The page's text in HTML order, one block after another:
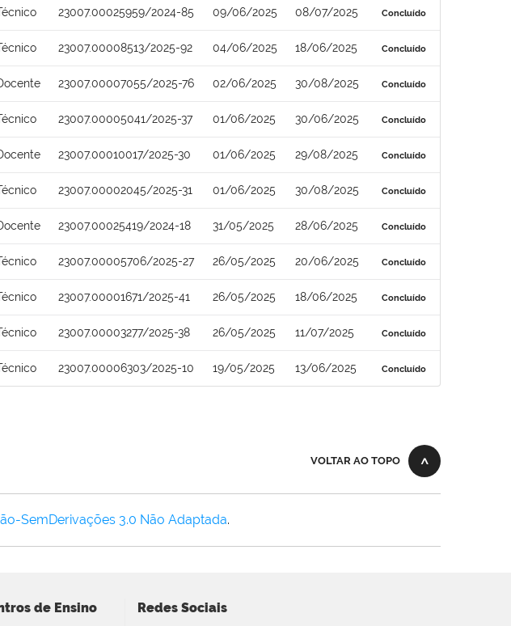
23007.00025959/2024-85 09/06/2025 08/07/2025 Concluído
23007.00008513/2025-92 04/06/2025 18/06/2025 Concluído
23007.00007055/2025-76 02/06/2025 30/08/2025 Concluído
23007.00005041/2025-37 01/06/2025 30/06/2025 Concluído
23007.00010017/2025-30 01/06/2025 29/08/2025 Concluído
23007.00002045/2025-31 01/06/2025 30/08/2025 Concluído
23007.00025419/2024-18 31/05/2025 28/06/2025 Concluído
23007.00005706/2025-27 26/05/2025 20/06/2025 Concluído
23007.00001671/2025-41 26/05/2025 18/06/2025 Concluído
23007.00003277/2025-38 26/05/2025 11/07/2025 Concluído
23007.00006303/2025-10 19/05/2025 13/06/2025 Concluído
VOLTAR AO TOPO
SemDerivações 3.0 Não Adaptada.
de Ensino Redes Sociais